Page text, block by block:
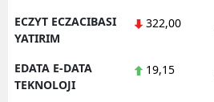
ECZYT ECZACIBASI
YATIRIM
322,00
EDATA E-DATA
TEKNOLOJI
19,15